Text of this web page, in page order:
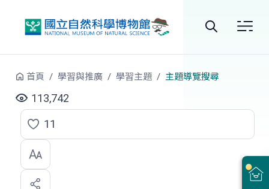
站
尋
首頁 學習與推廣 學習主題 主題導覽搜尋
113,742
點
選
喜
11